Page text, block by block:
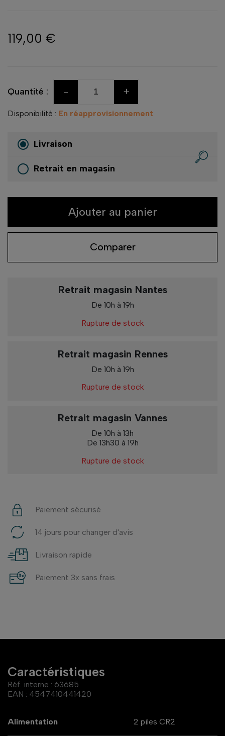
119,00 €
Quantité : - +
Disponibilité : En réapprovisionnement
Livraison
Retrait en magasin
Ajouter au panier
Comparer
Retrait magasin Nantes
De 10h à 19h
Rupture de stock
Retrait magasin Rennes
De 10h à 19h
Rupture de stock
Retrait magasin Vannes
De 10h à 13h
De 13h30 à 19h
Rupture de stock
Paiement sécurisé
14 jours pour changer d'avis
Livraison rapide
Paiement 3x sans frais
Caractéristiques
Réf. interne : 63685
EAN : 4547410441420
Alimentation 2 piles CR2